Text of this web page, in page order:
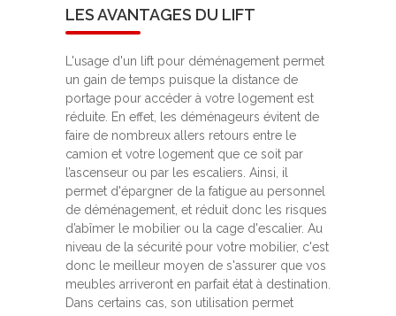
LES AVANTAGES DU LIFT
L'usage d'un lift pour déménagement permet
un gain de temps puisque la distance de
portage pour accéder à votre logement est
réduite. En effet, les déménageurs évitent de
faire de nombreux allers retours entre le
camion et votre logement que ce soit par
l’ascenseur ou par les escaliers. Ainsi, il
permet d'épargner de la fatigue au personnel
de déménagement, et réduit donc les risques
d’abîmer le mobilier ou la cage d'escalier. Au
niveau de la sécurité pour votre mobilier, c'est
donc le meilleur moyen de s'assurer que vos
meubles arriveront en parfait état à destination.
Dans certains cas, son utilisation permet